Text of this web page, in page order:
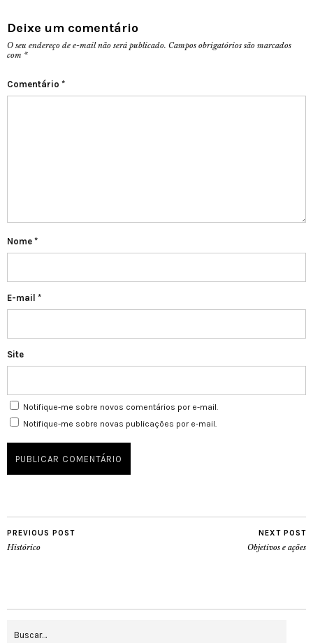
Deixe um comentário
O seu endereço de e-mail não será publicado. Campos obrigatórios são marcados
com *
Comentário *
Nome *
E-mail *
Site
Notifique-me sobre novos comentários por e-mail.
Notifique-me sobre novas publicações por e-mail.
PREVIOUS POST
Histórico
NEXT POST
Objetivos e ações